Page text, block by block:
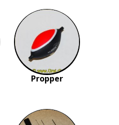
Propper